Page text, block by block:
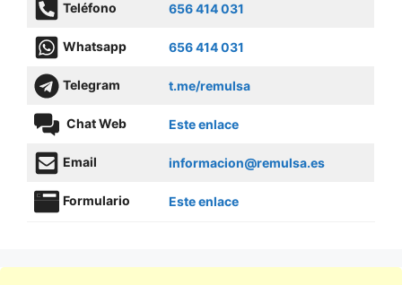
Teléfono 656 414 031
Whatsapp 656 414 031
Telegram t.me/remulsa
Chat Web Este enlace
Email informacion@remulsa.es
Formulario Este enlace